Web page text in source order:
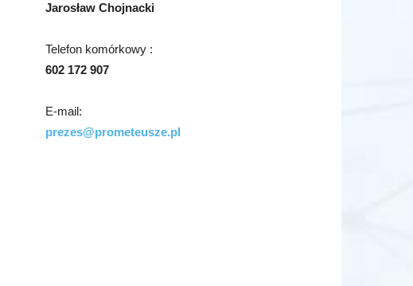
Jarosław Chojnacki
Telefon komórkowy :
602 172 907
E-mail:
prezes@prometeusze.pl